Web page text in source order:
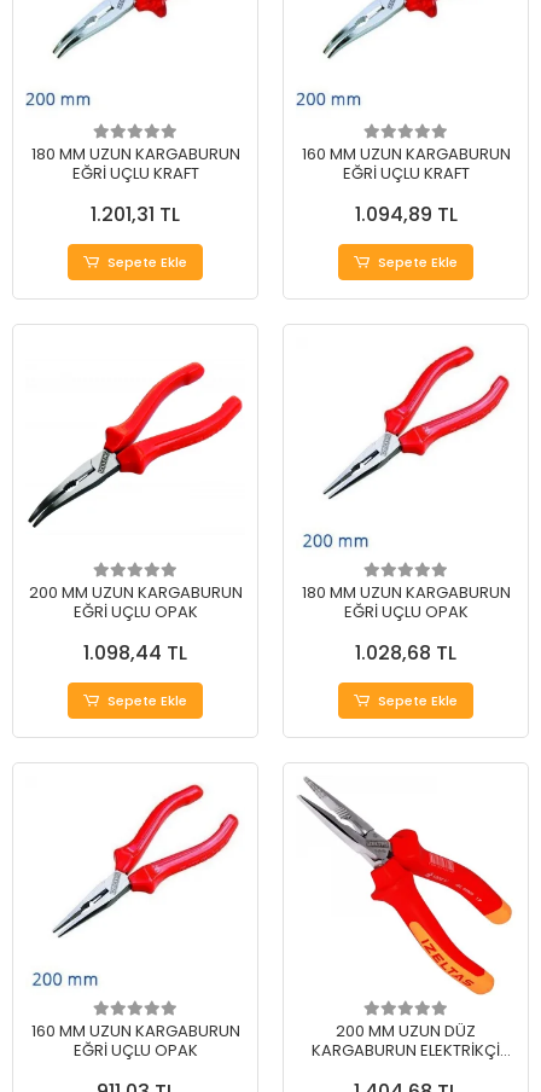
180 MM UZUN KARGABURUN
EĞRİ UÇLU KRAFT
1.201,31 TL
Sepete Ekle
160 MM UZUN KARGABURUN
EĞRİ UÇLU KRAFT
1.094,89 TL
Sepete Ekle
200 MM UZUN KARGABURUN
EĞRİ UÇLU OPAK
1.098,44 TL
Sepete Ekle
180 MM UZUN KARGABURUN
EĞRİ UÇLU OPAK
1.028,68 TL
Sepete Ekle
160 MM UZUN KARGABURUN
EĞRİ UÇLU OPAK
200 MM UZUN DÜZ
KARGABURUN ELEKTRİKÇİ